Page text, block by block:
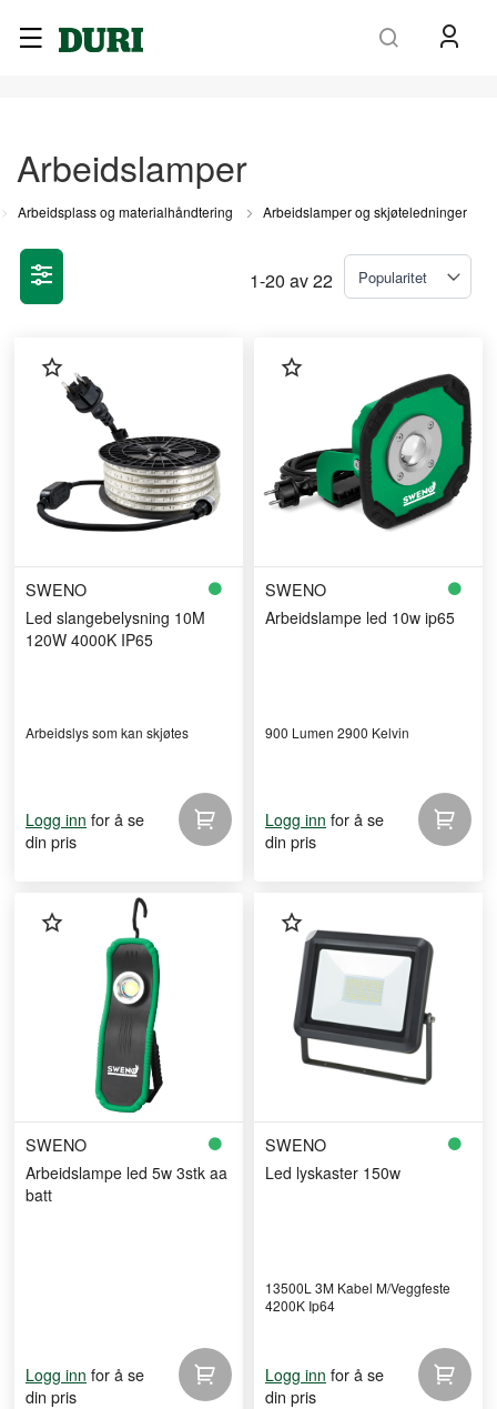
Arbeidslamper
Arbeidsplass og materialhåndtering Arbeidslamper og skjøteledninger
1-20 av22
SWENO
Led slangebelysning 10M
120W 4000K IP65
Arbeidslys som kan skjøtes
Logg inn for å se
din pris
SWENO
Arbeidslampe led 10w ip65
900 Lumen 2900 Kelvin
Logg inn for å se
din pris
SWENO
Arbeidslampe led 5w 3stk aa
batt
Logg inn for å se
din pris
SWENO
Led lyskaster 150w
13500L 3M Kabel M/Veggfeste
4200K Ip64
Logg inn for å se
din pris